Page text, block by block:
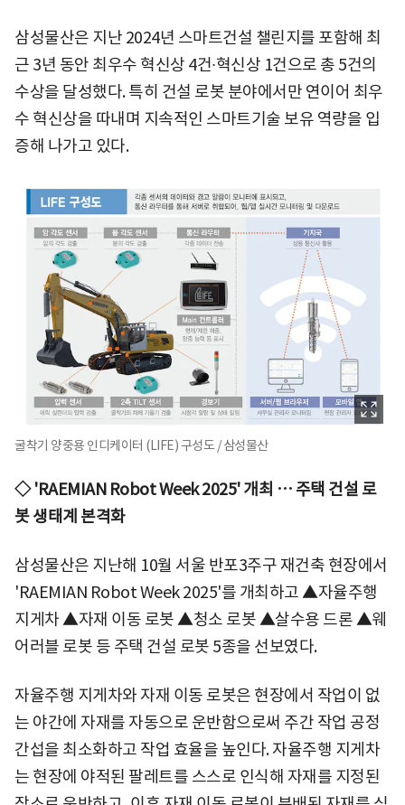
삼성물산은 지난 2024년 스마트건설 챌린지를 포함해 최
근 3년 동안 최우수 혁신상 4건∙혁신상 1건으로 총 5건의
수상을 달성했다. 특히 건설 로봇 분야에서만 연이어 최우
수 혁신상을 따내며 지속적인 스마트기술 보유 역량을 입
증해 나가고 있다.
굴착기 양중용 인디케이터 (LIFE) 구성도 / 삼성물산
◇ 'RAEMIAN Robot Week 2025' 개최 … 주택 건설 로
봇 생태계 본격화
삼성물산은 지난해 10월 서울 반포3주구 재건축 현장에서
'RAEMIAN Robot Week 2025'를 개최하고 ▲자율주행
지게차 ▲자재 이동 로봇 ▲청소 로봇 ▲살수용 드론 ▲웨
어러블 로봇 등 주택 건설 로봇 5종을 선보였다.
자율주행 지게차와 자재 이동 로봇은 현장에서 작업이 없
는 야간에 자재를 자동으로 운반함으로써 주간 작업 공정
간섭을 최소화하고 작업 효율을 높인다. 자율주행 지게차
는 현장에 야적된 팔레트를 스스로 인식해 자재를 지정된